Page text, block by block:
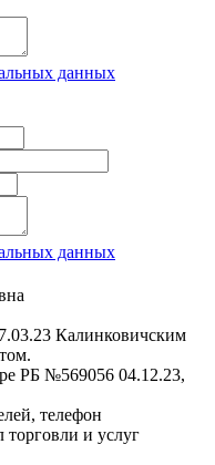
данных
данных
Калинковичским
РБ №569056 04.12.23,
телефон
торговли и услуг